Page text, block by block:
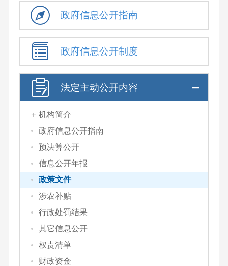
政府信息公开指南
政府信息公开制度
法定主动公开内容
机构简介
政府信息公开指南
预决算公开
信息公开年报
政策文件
涉农补贴
行政处罚结果
其它信息公开
权责清单
财政资金